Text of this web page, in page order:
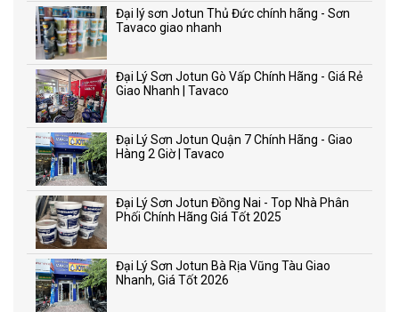
Đại lý sơn Jotun Thủ Đức chính hãng - Sơn
Tavaco giao nhanh
Đại Lý Sơn Jotun Gò Vấp Chính Hãng - Giá Rẻ
Giao Nhanh | Tavaco
Đại Lý Sơn Jotun Quận 7 Chính Hãng - Giao
Hàng 2 Giờ | Tavaco
Đại Lý Sơn Jotun Đồng Nai - Top Nhà Phân
Phối Chính Hãng Giá Tốt 2025
Đại Lý Sơn Jotun Bà Rịa Vũng Tàu Giao
Nhanh, Giá Tốt 2026